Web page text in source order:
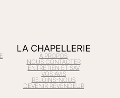
LA CHAPELLERIE
À PROPOS
NOUS CONTACTER
ENTRETIEN ET SAV
VOS AVIS
REJOINS-NOUS
DEVENIR REVENDEUR